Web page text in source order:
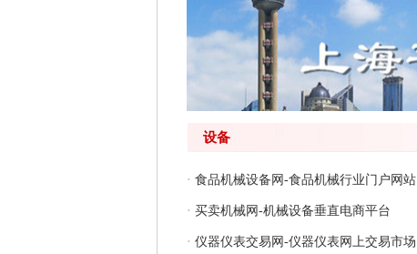
设备
· 食品机械设备网-食品机械行业门户网站
· 买卖机械网-机械设备垂直电商平台
· 仪器仪表交易网-仪器仪表网上交易市场